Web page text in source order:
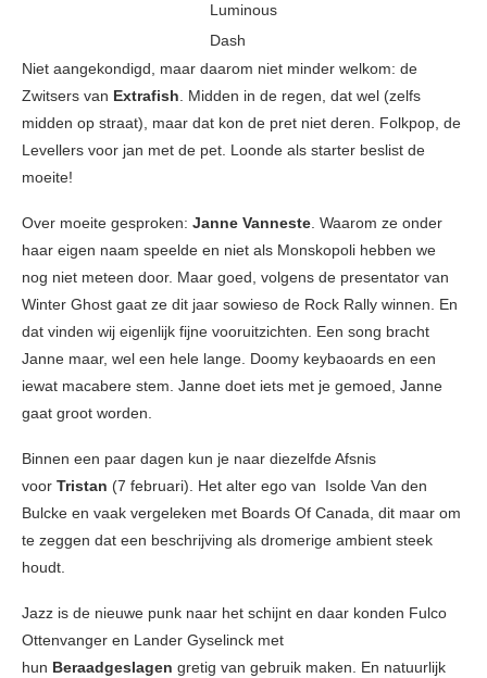
Luminous
Dash
Niet aangekondigd, maar daarom niet minder welkom: de
Zwitsers van Extrafish. Midden in de regen, dat wel (zelfs
midden op straat), maar dat kon de pret niet deren. Folkpop, de
Levellers voor jan met de pet. Loonde als starter beslist de
moeite!
Over moeite gesproken: Janne Vanneste. Waarom ze onder
haar eigen naam speelde en niet als Monskopoli hebben we
nog niet meteen door. Maar goed, volgens de presentator van
Winter Ghost gaat ze dit jaar sowieso de Rock Rally winnen. En
dat vinden wij eigenlijk fijne vooruitzichten. Een song bracht
Janne maar, wel een hele lange. Doomy keybaoards en een
iewat macabere stem. Janne doet iets met je gemoed, Janne
gaat groot worden.
Binnen een paar dagen kun je naar diezelfde Afsnis
voor Tristan (7 februari). Het alter ego van Isolde Van den
Bulcke en vaak vergeleken met Boards Of Canada, dit maar om
te zeggen dat een beschrijving als dromerige ambient steek
houdt.
Jazz is de nieuwe punk naar het schijnt en daar konden Fulco
Ottenvanger en Lander Gyselinck met
hun Beraadgeslagen gretig van gebruik maken. En natuurlijk